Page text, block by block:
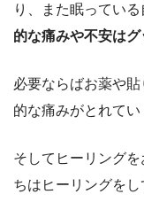
り、また眠ってい
的な痛みや不安は
必要ならばお薬や
的な痛みがとれてい
そしてヒーリング
ちはヒーリングを